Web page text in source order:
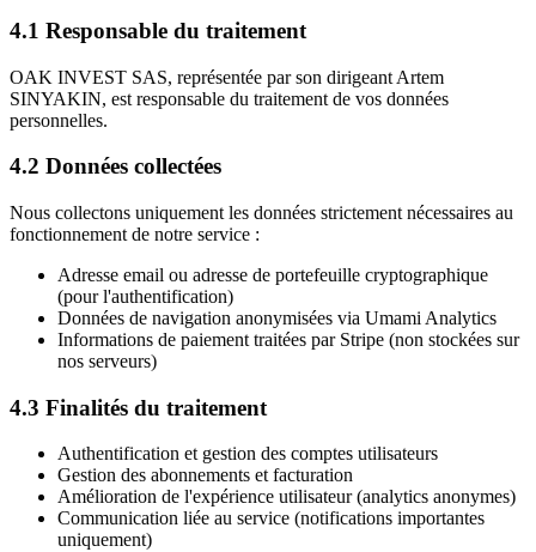
4.1 Responsable du traitement
OAK INVEST SAS, représentée par son dirigeant Artem
SINYAKIN, est responsable du traitement de vos données
personnelles.
4.2 Données collectées
Nous collectons uniquement les données strictement nécessaires au
fonctionnement de notre service :
Adresse email ou adresse de portefeuille cryptographique
(pour l'authentification)
Données de navigation anonymisées via Umami Analytics
Informations de paiement traitées par Stripe (non stockées sur
nos serveurs)
4.3 Finalités du traitement
Authentification et gestion des comptes utilisateurs
Gestion des abonnements et facturation
Amélioration de l'expérience utilisateur (analytics anonymes)
Communication liée au service (notifications importantes
uniquement)